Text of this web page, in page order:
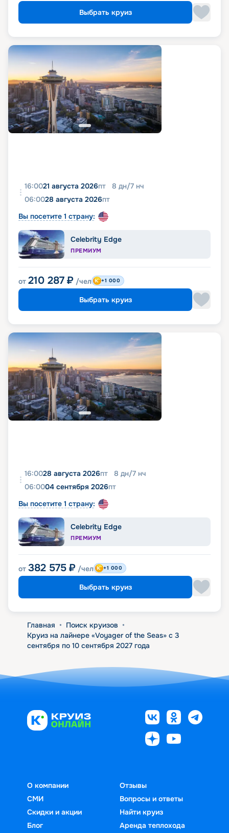
Выбрать круиз
16:0021 августа 2026пт 8 дн/7 нч
06:0028 августа 2026пт
Вы посетите 1 страну:
Celebrity Edge
ПРЕМИУМ
от 210 287 ₽ /чел +1 000
Выбрать круиз
16:0028 августа 2026пт 8 дн/7 нч
06:0004 сентября 2026пт
Вы посетите 1 страну:
Celebrity Edge
ПРЕМИУМ
от 382 575 ₽ /чел +1 000
Выбрать круиз
Главная • Поиск круизов •
Круиз на лайнере «Voyager of the Seas» с 3
сентября по 10 сентября 2027 года
О компании
СМИ
Скидки и акции
Блог
Отзывы
Вопросы и ответы
Найти круиз
Аренда теплохода